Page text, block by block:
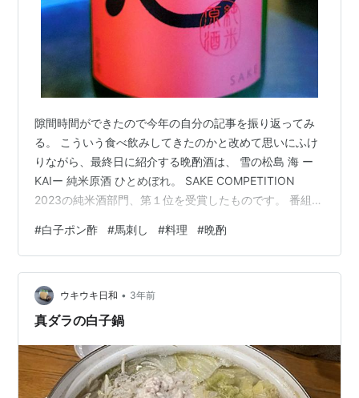
隙間時間ができたので今年の自分の記事を振り返ってみ
る。 こういう食べ飲みしてきたのかと改めて思いにふけ
りながら、最終日に紹介する晩酌酒は、 雪の松島 海 ー
KAIー 純米原酒 ひとめぼれ。 SAKE COMPETITION
2023の純米酒部門、第１位を受賞したものです。 番組で
ったな？と見に行ったところ置いてあり即購入。 思い返
すと過去にも大和蔵酒造のは飲んでいました↓
aramasachan.hateblo.jp 今回は 微発砲、甘い苺のような
香りと味わい、キレのある余韻。 常温で店頭にあり家で
冷やして飲んだが搾りたてのような錯覚に、さらに…
#白子ポン酢 #馬刺し #料理 #晩酌
ウキウキ日和 • 3年前
真ダラの白子鍋